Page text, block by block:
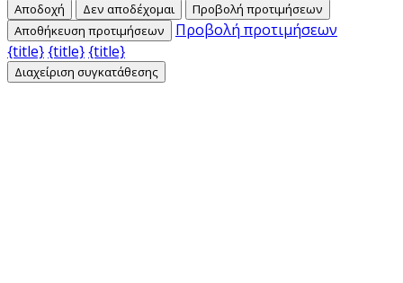
Αποδοχή Δεν αποδέχομαι
Προβολή προτιμήσεων
Αποθήκευση προτιμήσεων
Προβολή προτιμήσεων
{title}{title}{title}
Διαχείριση συγκατάθεσης